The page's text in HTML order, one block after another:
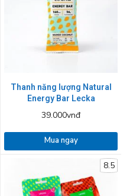
Thanh năng lượng Natural
Energy Bar Lecka
39.000vnđ
Mua ngay
8.5